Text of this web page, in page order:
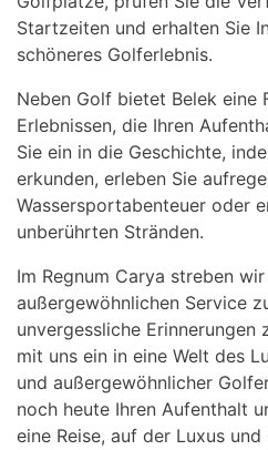
Startzeiten und erhalten Sie
schöneres Golferlebnis.
Neben Golf bietet Belek eine
Erlebnissen, die Ihren
Sie ein in die Geschichte,
erkunden, erleben Sie
Wassersportabenteuer oder
unberührten Stränden.
Im Regnum Carya streben
außergewöhnlichen Service
unvergessliche Erinnerungen
mit uns ein in eine Welt des
und außergewöhnlicher
noch heute Ihren Aufenthalt
eine Reise, auf der Luxus